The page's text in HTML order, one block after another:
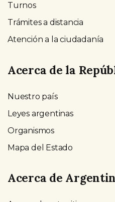
Turnos
Trámites a distancia
Atención a la ciudadanía
Acerca de la
Nuestro país
Leyes argentinas
Organismos
Mapa del Estado
Acerca de